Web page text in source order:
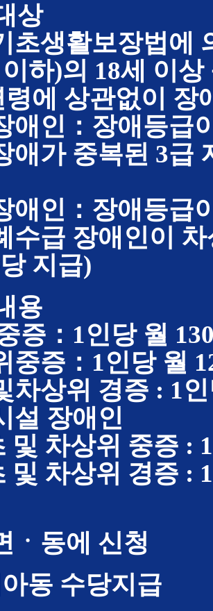
상
초생활보장법에
하)의 18세 이
령에 상관없이 장
애인：장애등급
애가 중복된 3급
애인：장애등급
급 장애인이
지급)
용
증：1인당 월
중증：1인당 월
차상위 경증 : 1
설 장애인
및 차상위 중증 :
및 차상위 경증 :
ㆍ동에 신청
동 수당지급